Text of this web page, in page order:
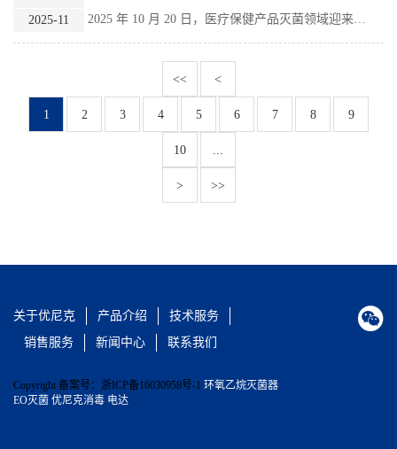
2025-11
<< <
1 2 3 4 5 6 7 8 9
10
> >>
关于优尼克 产品介绍
技术服务
销售服务
新闻中心 联系我们
Copyright 备案号：浙ICP备16030958号-1 环氧乙烷灭菌器
EO灭菌 优尼克消毒 电达
